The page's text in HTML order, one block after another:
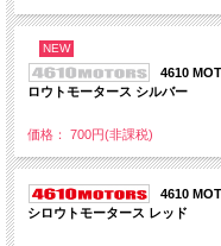
NEW
4610
ロウトモータース シルバー
価格： 700円(非課税)
4610
シロウトモータース レッド